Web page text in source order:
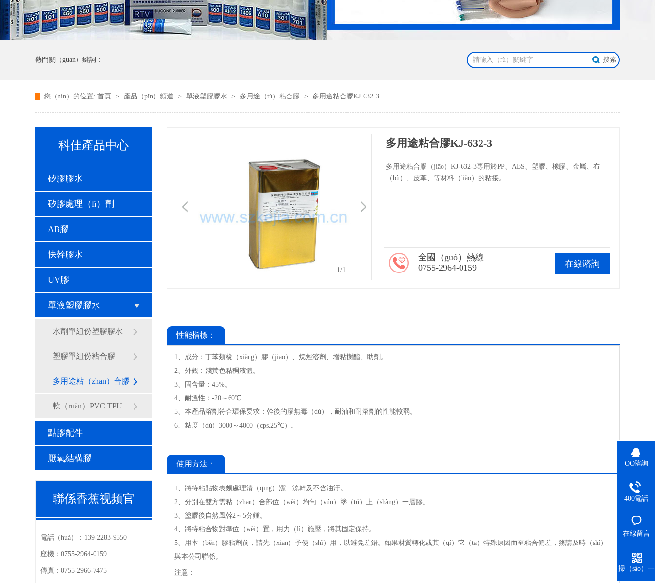
熱門關（guān）鍵詞：
您（nín）的位置: 首頁 > 產品（pǐn）頻道 > 單液塑膠膠水 > 多用途（tú）粘合膠 > 多用途粘合膠KJ-632-3
科佳產品中心
矽膠膠水
矽膠處理（lǐ）劑
AB膠
快幹膠水
UV膠
單液塑膠膠水
水劑單組份塑膠膠水
塑膠單組份粘合膠
多用途粘（zhān）合膠
軟（ruǎn）PVC TPU粘合膠
點膠配件
厭氧結構膠
聯係香蕉视频官
（men）
電話（huà）： 139-2283-9550
座機： 0755-2964-0159
傳真： 0755-2966-7475
1/1
多用途粘合膠KJ-632-3
多用途粘合膠（jiāo）KJ-632-3專用於PP、ABS、塑膠、橡膠、金屬、布
（bù）、皮革、等材料（liào）的粘接。
在線谘詢
全國（guó）熱線
0755-2964-0159
性能指標：
1、成分：丁苯類橡（xiàng）膠（jiāo）、烷烴溶劑、增粘樹酯、助劑。
2、外觀：淺黃色粘稠液體。
3、固含量：45%。
4、耐溫性：-20～60℃
5、本產品溶劑符合環保要求：幹後的膠無毒（dú），耐油和耐溶劑的性能較弱。
6、粘度（dù）3000～4000（cps,25℃）。
使用方法：
1、將待粘貼物表麵處理清（qīng）潔，涼幹及不含油汙。
2、分別在雙方需粘（zhān）合部位（wèi）均勻（yún）塗（tú）上（shàng）一層膠。
3、塗膠後自然風幹2～5分鍾。
4、將待粘合物對準位（wèi）置，用力（lì）施壓，將其固定保持。
5、用本（běn）膠粘劑前，請先（xiān）予使（shǐ）用，以避免差錯。如果材質轉化或其（qí）它（tā）特殊原因而至粘合偏差，務請及時（shí）
與本公司聯係。
注意：
QQ谘詢
400電話
在線留言
掃（sǎo）一